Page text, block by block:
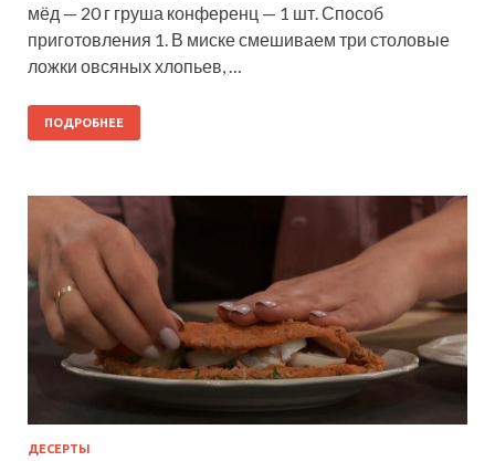
мёд — 20 г груша конференц — 1 шт. Способ
приготовления 1. В миске смешиваем три столовые
ложки овсяных хлопьев, …
ПОДРОБНЕЕ
ДЕСЕРТЫ